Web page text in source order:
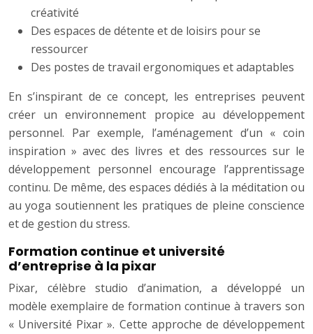
créativité
Des espaces de détente et de loisirs pour se
ressourcer
Des postes de travail ergonomiques et adaptables
En s’inspirant de ce concept, les entreprises peuvent
créer un environnement propice au développement
personnel. Par exemple, l’aménagement d’un « coin
inspiration » avec des livres et des ressources sur le
développement personnel encourage l’apprentissage
continu. De même, des espaces dédiés à la méditation ou
au yoga soutiennent les pratiques de pleine conscience
et de gestion du stress.
Formation continue et université
d’entreprise à la pixar
Pixar, célèbre studio d’animation, a développé un
modèle exemplaire de formation continue à travers son
« Université Pixar ». Cette approche de développement